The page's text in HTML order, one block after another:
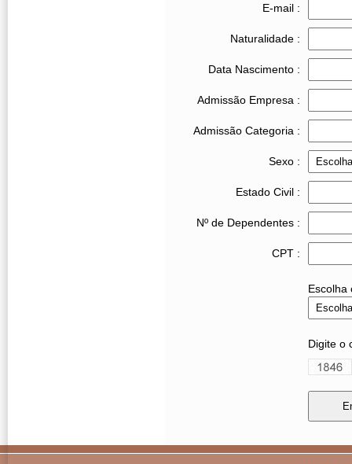
E-mail :
Naturalidade :
Data Nascimento :
Admissão Empresa :
Admissão Categoria :
Sexo :
Estado Civil :
Nº de Dependentes :
CPT :
Escolha
Digite o